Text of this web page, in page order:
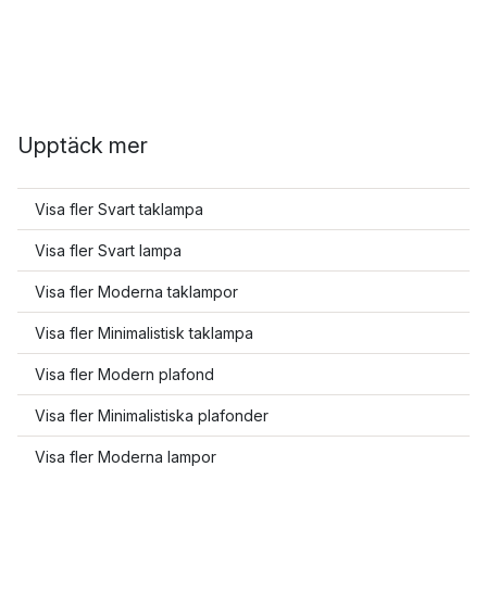
Upptäck mer
Visa fler Svart taklampa
Visa fler Svart lampa
Visa fler Moderna taklampor
Visa fler Minimalistisk taklampa
Visa fler Modern plafond
Visa fler Minimalistiska plafonder
Visa fler Moderna lampor